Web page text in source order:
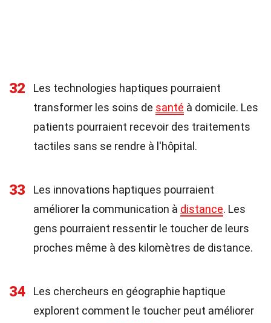
32
Les technologies haptiques pourraient
transformer les soins de santé à domicile. Les
patients pourraient recevoir des traitements
tactiles sans se rendre à l'hôpital.
33
Les innovations haptiques pourraient
améliorer la communication à distance. Les
gens pourraient ressentir le toucher de leurs
proches même à des kilomètres de distance.
34
Les chercheurs en géographie haptique
explorent comment le toucher peut améliorer